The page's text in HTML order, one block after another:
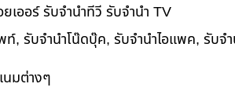
เออร์ รับจำนำทีวี รับจำนำ TV
, รับจำนำโน๊ดบุ๊ค, รับจำนำไอแพค, รับจำ
นมต่างๆ